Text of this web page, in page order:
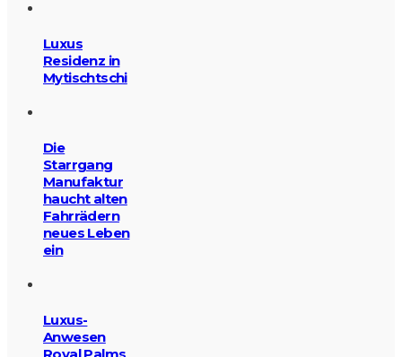
Luxus
Residenz in
Mytischtschi
Die
Starrgang
Manufaktur
haucht alten
Fahrrädern
neues Leben
ein
Luxus-
Anwesen